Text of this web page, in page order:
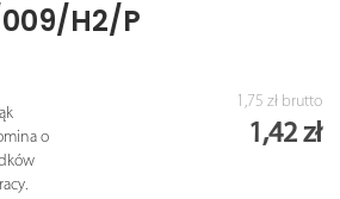
H2/P
o
1,75 zł brutto
1,42 zł